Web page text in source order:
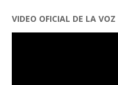
VIDEO OFICIAL DE LA VOZ